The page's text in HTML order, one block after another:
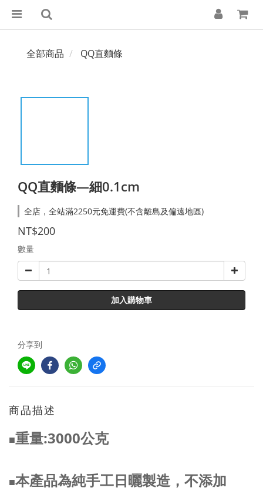
全部商品 QQ直麵條
QQ直麵條—細0.1cm
全店，全站滿2250元免運費(不含離島及偏遠地區)
NT$200
數量
加入購物車
分享到
商品描述
■重量:3000公克
■本產品為純手工日曬製造， 不添加